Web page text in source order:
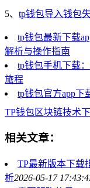
5、 tp钱包导入钱包
tp钱包最新下载
解析与操作指南
tp钱包手机下载
旅程
tp钱包官方app下
TP钱包区块链技术
相关文章：
TP最新版本下载
析2026-05-17